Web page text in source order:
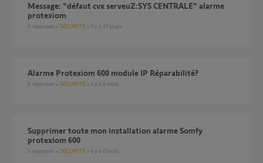
Message: "défaut cvx serveuZ:SYS CENTRALE" alarme
protexiom
6 réponses SÉCURITÉ il y a 25 jours
Alarme Protexiom 600 module IP Réparabilité?
6 réponses SÉCURITÉ il y a 6 mois
Supprimer toute mon installation alarme Somfy
protexiom 600
4 réponses SÉCURITÉ il y a 6 mois